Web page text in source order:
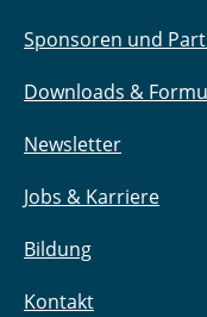
Sponsoren und
Downloads &
Newsletter
Jobs & Karriere
Bildung
Kontakt